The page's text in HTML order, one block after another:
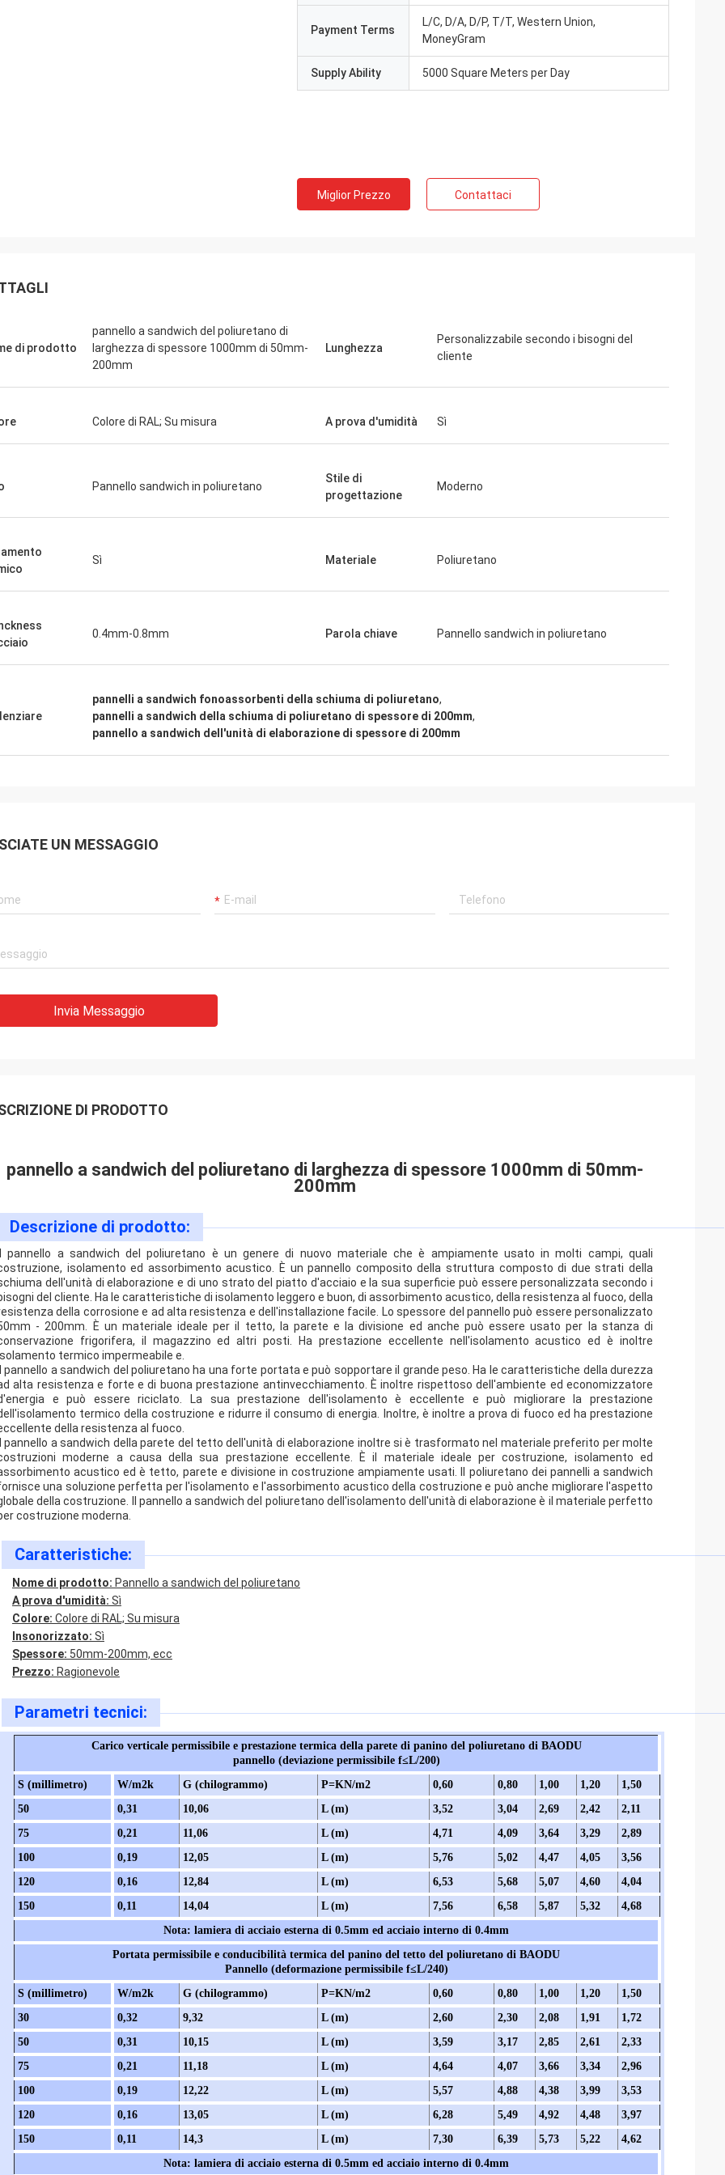
Payment Terms
L/C, D/A, D/P, T/T, Western Union,
MoneyGram
Supply Ability 5000 Square Meters per Day
Miglior Prezzo Contattaci
di prodotto
pannello a sandwich del poliuretano di
larghezza di spessore 1000mm di 50mm-
200mm
Lunghezza
Personalizzabile secondo i bisogni del
cliente
Colore di RAL; Su misura A prova d'umidità Sì
Pannello sandwich in poliuretano
Stile di
progettazione
Moderno
Sì Materiale Poliuretano
0.4mm-0.8mm Parola chiave Pannello sandwich in poliuretano
pannelli a sandwich fonoassorbenti della schiuma di poliuretano,
pannelli a sandwich della schiuma di poliuretano di spessore di 200mm,
pannello a sandwich dell'unità di elaborazione di spessore di 200mm
UN MESSAGGIO
Invia Messaggio
DI PRODOTTO
pannello a sandwich del poliuretano di larghezza di spessore 1000mm di 50mm-
200mm
Descrizione di prodotto:
pannello a sandwich del poliuretano è un genere di nuovo materiale che è ampiamente usato in molti campi, quali
isolamento ed assorbimento acustico. È un pannello composito della struttura composto di due strati della
dell'unità di elaborazione e di uno strato del piatto d'acciaio e la sua superficie può essere personalizzata secondo i
del cliente. Ha le caratteristiche di isolamento leggero e buon, di assorbimento acustico, della resistenza al fuoco, della
della corrosione e ad alta resistenza e dell'installazione facile. Lo spessore del pannello può essere personalizzato
- 200mm. È un materiale ideale per il tetto, la parete e la divisione ed anche può essere usato per la stanza di
frigorifera, il magazzino ed altri posti. Ha prestazione eccellente nell'isolamento acustico ed è inoltre
termico impermeabile e.
pannello a sandwich del poliuretano ha una forte portata e può sopportare il grande peso. Ha le caratteristiche della durezza
alta resistenza e forte e di buona prestazione antinvecchiamento. È inoltre rispettoso dell'ambiente ed economizzatore
e può essere riciclato. La sua prestazione dell'isolamento è eccellente e può migliorare la prestazione
termico della costruzione e ridurre il consumo di energia. Inoltre, è inoltre a prova di fuoco ed ha prestazione
della resistenza al fuoco.
pannello a sandwich della parete del tetto dell'unità di elaborazione inoltre si è trasformato nel materiale preferito per molte
moderne a causa della sua prestazione eccellente. È il materiale ideale per costruzione, isolamento ed
acustico ed è tetto, parete e divisione in costruzione ampiamente usati. Il poliuretano dei pannelli a sandwich
una soluzione perfetta per l'isolamento e l'assorbimento acustico della costruzione e può anche migliorare l'aspetto
della costruzione. Il pannello a sandwich del poliuretano dell'isolamento dell'unità di elaborazione è il materiale perfetto
costruzione moderna.
Caratteristiche:
Nome di prodotto: Pannello a sandwich del poliuretano
A prova d'umidità: Sì
Colore: Colore di RAL; Su misura
Insonorizzato: Sì
Spessore: 50mm-200mm, ecc
Prezzo: Ragionevole
Parametri tecnici:
Carico verticale permissibile e prestazione termica della parete di panino del poliuretano di BAODU
pannello (deviazione permissibile f≤L/200)
S (millimetro)
W/m2k G (chilogrammo) P=KN/m2 0,60 0,80 1,00 1,20
1,50
50
0,31 10,06 L (m) 3,52 3,04 2,69 2,42
2,11
75
0,21 11,06 L (m) 4,71 4,09 3,64 3,29
2,89
100
0,19 12,05 L (m) 5,76 5,02 4,47 4,05
3,56
120
0,16 12,84 L (m) 6,53 5,68 5,07 4,60
4,04
150
0,11 14,04 L (m) 7,56 6,58 5,87 5,32
4,68
Nota: lamiera di acciaio esterna di 0.5mm ed acciaio interno di 0.4mm
Portata permissibile e conducibilità termica del panino del tetto del poliuretano di BAODU
Pannello (deformazione permissibile f≤L/240)
S (millimetro)
W/m2k G (chilogrammo) P=KN/m2 0,60 0,80 1,00 1,20
1,50
30
0,32 9,32 L (m) 2,60 2,30 2,08 1,91
1,72
50
0,31 10,15 L (m) 3,59 3,17 2,85 2,61
2,33
75
0,21 11,18 L (m) 4,64 4,07 3,66 3,34
2,96
100
0,19 12,22 L (m) 5,57 4,88 4,38 3,99
3,53
120
0,16 13,05 L (m) 6,28 5,49 4,92 4,48
3,97
150
0,11 14,3 L (m) 7,30 6,39 5,73 5,22
4,62
Nota: lamiera di acciaio esterna di 0.5mm ed acciaio interno di 0.4mm